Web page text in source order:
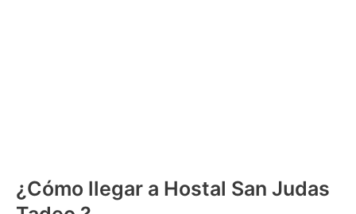
¿Cómo llegar a Hostal San Judas